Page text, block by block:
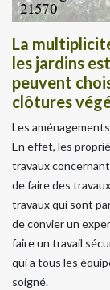
La
les jardins
peuvent
clôtures
Les
En effet, les
travaux
de faire des
travaux qui sont
de convier un
faire un travail
qui a tous les
soigné.